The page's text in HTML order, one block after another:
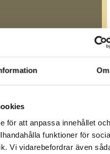
Om
för att anpassa innehållet och
funktioner för
Vi vidarebefordrar även